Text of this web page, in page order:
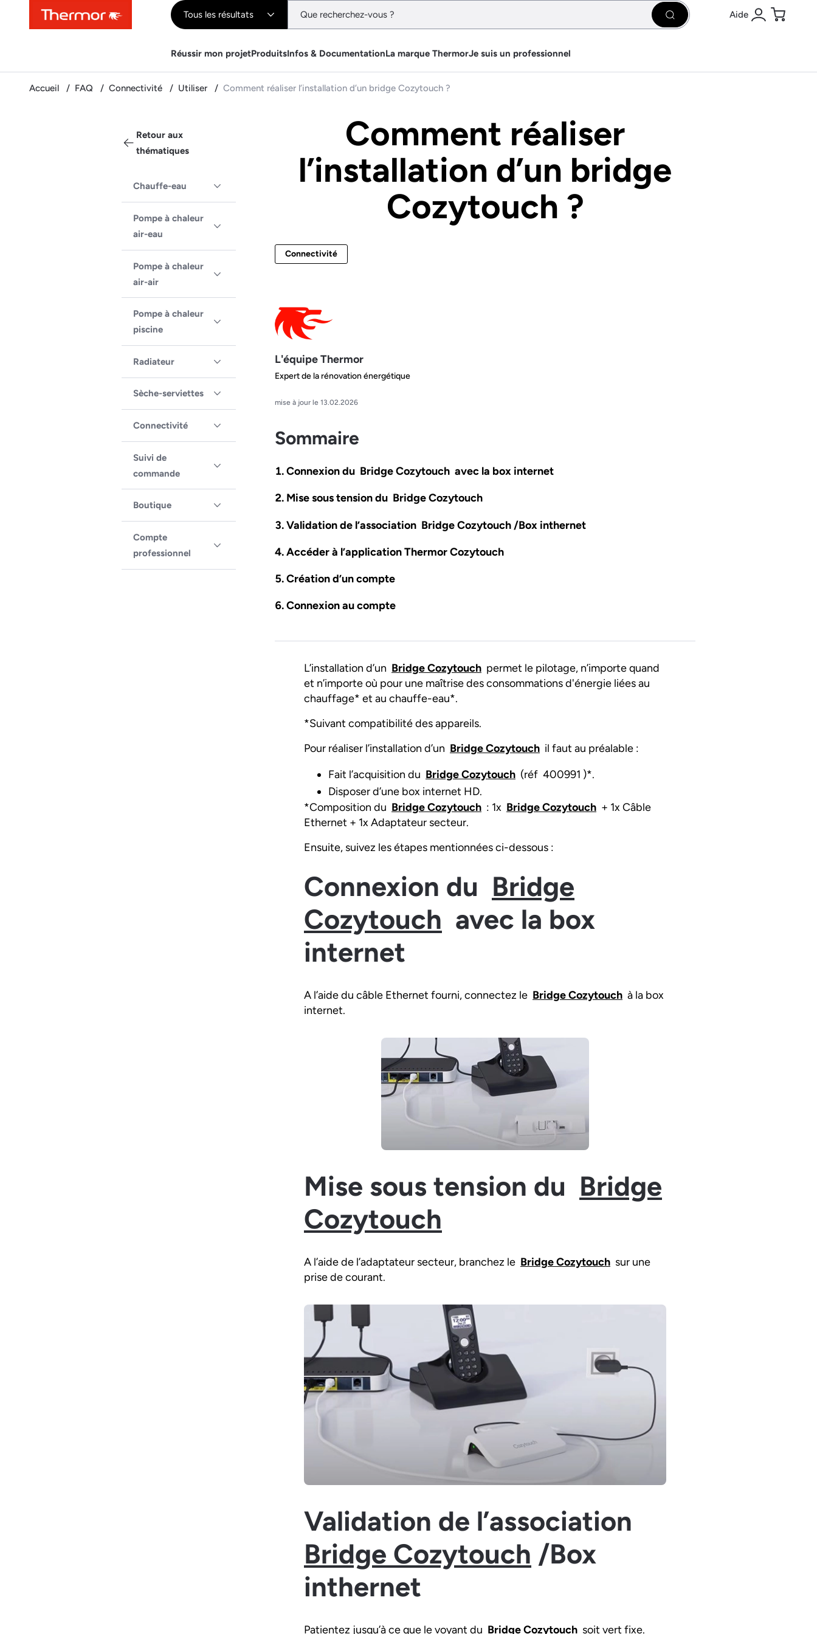
ContenuMenuRecherche Tous les résultats Rechercher Aide
Se connecter
Panier
Réussir mon projetProduitsInfos & DocumentationLa marque ThermorJe suis un professionnel
Accueil FAQ Connectivité Utiliser Comment réaliser l’installation d’un bridge Cozytouch ?
Retour aux
thématiques
Chauffe-eau
Pompe à chaleur
air-eau
Pompe à chaleur
air-air
Pompe à chaleur
piscine
Radiateur
Sèche-serviettes
Connectivité
Suivi de
commande
Boutique
Compte
professionnel
Comment réaliser
l’installation d’un bridge
Cozytouch ?
Connectivité
L'équipe Thermor
Expert de la rénovation énergétique
mise à jour le 13.02.2026
Sommaire
Connexion du Bridge Cozytouch avec la box internet
Mise sous tension du Bridge Cozytouch
Validation de l’association Bridge Cozytouch /Box inthernet
Accéder à l’application Thermor Cozytouch
Création d’un compte
Connexion au compte
L’installation d’un Bridge Cozytouch permet le pilotage, n’importe quand
et n’importe où pour une maîtrise des consommations d'énergie liées au
chauffage* et au chauffe-eau*.
*Suivant compatibilité des appareils.
Pour réaliser l’installation d’un Bridge Cozytouch il faut au préalable :
Fait l’acquisition du Bridge Cozytouch (réf 400991 )*.
Disposer d’une box internet HD.
*Composition du Bridge Cozytouch : 1x Bridge Cozytouch + 1x Câble
Ethernet + 1x Adaptateur secteur.
Ensuite, suivez les étapes mentionnées ci-dessous :
Connexion du Bridge
Cozytouch avec la box
internet
A l’aide du câble Ethernet fourni, connectez le Bridge Cozytouch à la box
internet.
Mise sous tension du Bridge
Cozytouch
A l’aide de l’adaptateur secteur, branchez le Bridge Cozytouch sur une
prise de courant.
Validation de l’association
Bridge Cozytouch /Box
inthernet
Patientez jusqu’à ce que le voyant du Bridge Cozytouch soit vert fixe.